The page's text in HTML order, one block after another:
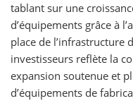
tablant sur une
d’équipements grâce à
place de l’infrastructure
investisseurs reflète la
expansion soutenue et
d’équipements de